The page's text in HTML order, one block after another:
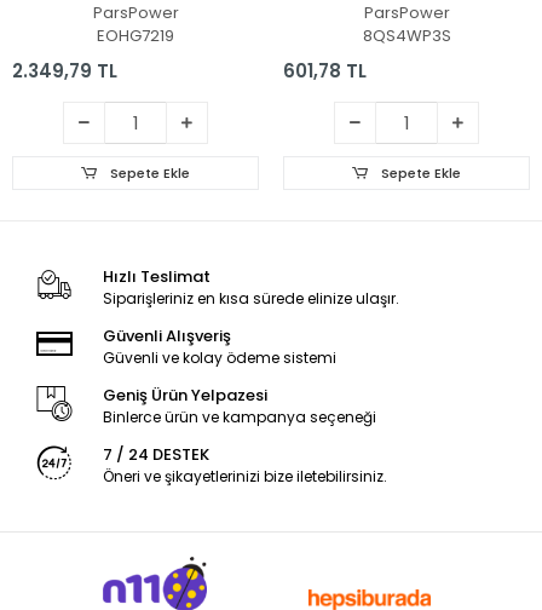
ParsPower
EOHG7219
2.349,79 TL
Sepete Ekle
ParsPower
8QS4WP3S
601,78 TL
Sepete Ekle
Hızlı Teslimat
Siparişleriniz en kısa sürede elinize ulaşır.
Güvenli Alışveriş
Güvenli ve kolay ödeme sistemi
Geniş Ürün Yelpazesi
Binlerce ürün ve kampanya seçeneği
7 / 24 DESTEK
Öneri ve şikayetlerinizi bize iletebilirsiniz.